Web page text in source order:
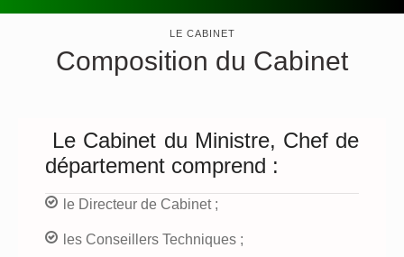
LE CABINET
Composition du Cabinet
Le Cabinet du Ministre, Chef de
département comprend :
le Directeur de Cabinet ;
les Conseillers Techniques ;